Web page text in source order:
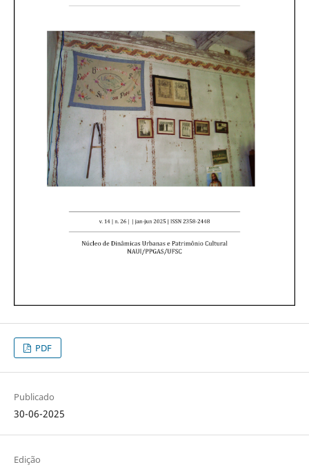
PDF
Publicado
30-06-2025
Edição